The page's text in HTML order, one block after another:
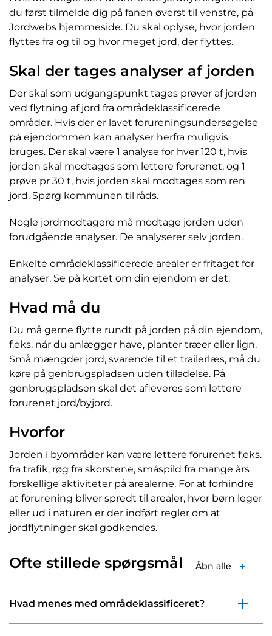
du først tilmelde dig på fanen øverst til venstre, på
Jordwebs hjemmeside. Du skal oplyse, hvor jorden
flyttes fra og til og hvor meget jord, der flyttes.
Skal der tages analyser af jorden
Der skal som udgangspunkt tages prøver af jorden
ved flytning af jord fra områdeklassificerede
områder. Hvis der er lavet forureningsundersøgelse
på ejendommen kan analyser herfra muligvis
bruges. Der skal være 1 analyse for hver 120 t, hvis
jorden skal modtages som lettere forurenet, og 1
prøve pr 30 t, hvis jorden skal modtages som ren
jord. Spørg kommunen til råds.
Nogle jordmodtagere må modtage jorden uden
forudgående analyser. De analyserer selv jorden.
Enkelte områdeklassificerede arealer er fritaget for
analyser. Se på kortet om din ejendom er det.
Hvad må du
Du må gerne flytte rundt på jorden på din ejendom,
f.eks. når du anlægger have, planter træer eller lign.
Små mængder jord, svarende til et trailerlæs, må du
køre på genbrugspladsen uden tilladelse. På
genbrugspladsen skal det afleveres som lettere
forurenet jord/byjord.
Hvorfor
Jorden i byområder kan være lettere forurenet f.eks.
fra trafik, røg fra skorstene, småspild fra mange års
forskellige aktiviteter på arealerne. For at forhindre
at forurening bliver spredt til arealer, hvor børn leger
eller ud i naturen er der indført regler om at
jordflytninger skal godkendes.
Ofte stillede spørgsmål Åbn alle
Hvad menes med områdeklassificeret?